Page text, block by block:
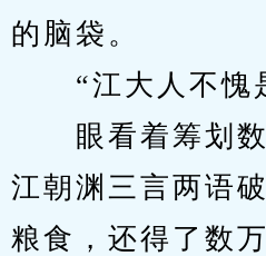
的脑袋。
“江大人不愧
眼看着筹划数
江朝渊三言两语
粮食，还得了数